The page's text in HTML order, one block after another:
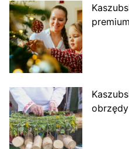
premium
obrzędy